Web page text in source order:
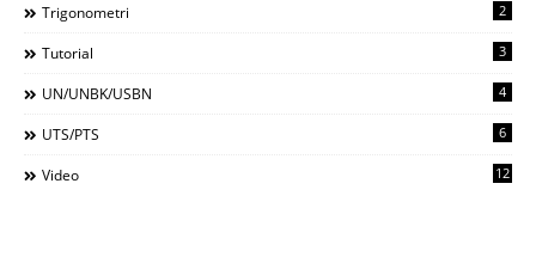
Trigonometri 2
Tutorial 3
UN/UNBK/USBN 4
UTS/PTS 6
Video 12